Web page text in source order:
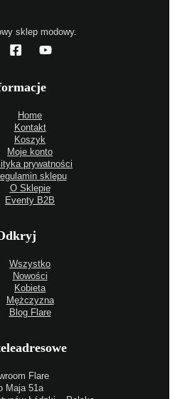
sklep modowy.
Home
Kontakt
Koszyk
Moje konto
prywatności
sklepu
O Sklepie
Eventy B2B
Wszystko
Nowości
Kobieta
Mężczyzna
Blog Flare
Flare
Maja 51a